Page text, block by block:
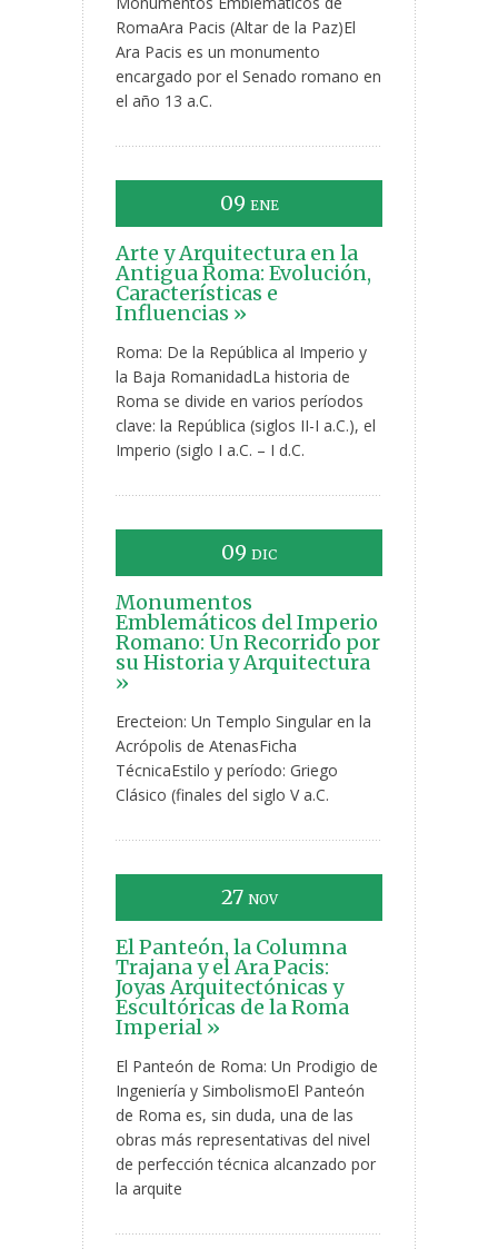
RomaAra Pacis (Altar de la Paz)El
Ara Pacis es un monumento
encargado por el Senado romano en
el año 13 a.C.
09 ENE
Arte y Arquitectura en la
Antigua Roma: Evolución,
Características e
Influencias »
Roma: De la República al Imperio y
la Baja RomanidadLa historia de
Roma se divide en varios períodos
clave: la República (siglos II-I a.C.), el
Imperio (siglo I a.C. – I d.C.
09 DIC
Monumentos
Emblemáticos del Imperio
Romano: Un Recorrido por
su Historia y Arquitectura
»
Erecteion: Un Templo Singular en la
Acrópolis de AtenasFicha
TécnicaEstilo y período: Griego
Clásico (finales del siglo V a.C.
27 NOV
El Panteón, la Columna
Trajana y el Ara Pacis:
Joyas Arquitectónicas y
Escultóricas de la Roma
Imperial »
El Panteón de Roma: Un Prodigio de
Ingeniería y SimbolismoEl Panteón
de Roma es, sin duda, una de las
obras más representativas del nivel
de perfección técnica alcanzado por
la arquite